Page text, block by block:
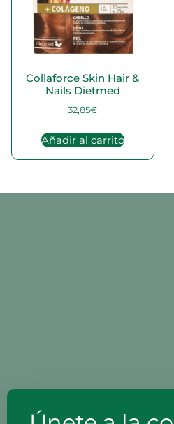
Collaforce Skin Hair &
Nails Dietmed
32,85€
Añadir al carrito